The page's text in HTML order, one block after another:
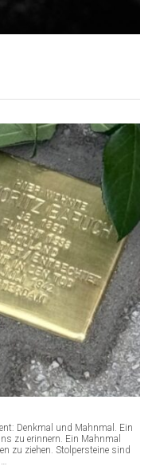
Denkmal und Mahnmal. Ein
zu erinnern. Ein Mahnmal
zu ziehen. Stolpersteine sind